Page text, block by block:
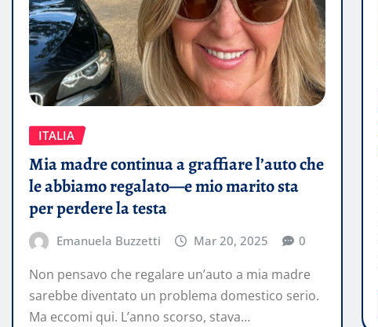
ITALIA
Mia madre continua a graffiare l’auto che
le abbiamo regalato—e mio marito sta
per perdere la testa
Emanuela Buzzetti Mar 20, 2025 0
Non pensavo che regalare un’auto a mia madre
sarebbe diventato un problema domestico serio.
Ma eccomi qui. L’anno scorso, stava…